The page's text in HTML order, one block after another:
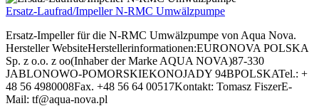
Ersatz-Laufrad/Impeller N-RMC Umwälzpumpe
Ersatz-Impeller für die N-RMC Umwälzpumpe von Aqua Nova.
Hersteller WebsiteHerstellerinformationen:EURONOVA POLSKA
Sp. z o.o. z oo(Inhaber der Marke AQUA NOVA)87-330
JABLONOWO-POMORSKIEKONOJADY 94BPOLSKATel.: +
48 56 4980008Fax. +48 56 64 00517Kontakt: Tomasz FiszerE-
Mail: tf@aqua-nova.pl